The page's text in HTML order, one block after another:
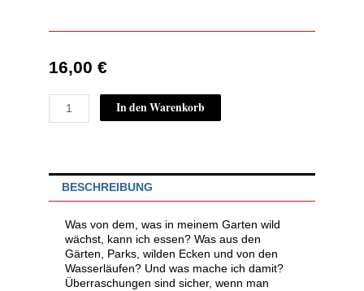
16,00 €
Küche:
da
kann
man
essen?
Menge
In den Warenkorb
BESCHREIBUNG
Was von dem, was in meinem Garten wild
wächst, kann ich essen? Was aus den
Gärten, Parks, wilden Ecken und von den
Wasserläufen? Und was mache ich damit?
Überraschungen sind sicher, wenn man